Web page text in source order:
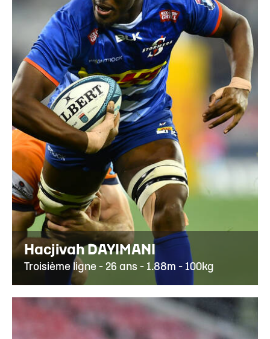
Hacjivah DAYIMANI
Troisième ligne - 26 ans - 1.88m - 100kg